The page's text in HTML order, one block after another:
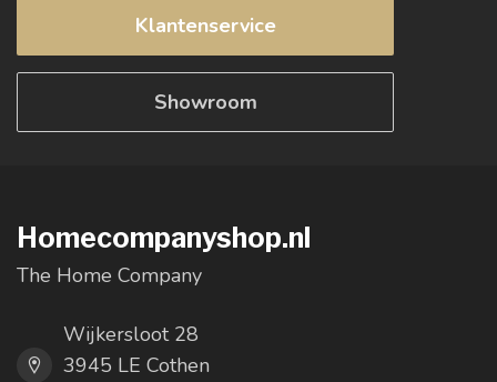
Klantenservice
Showroom
Homecompanyshop.nl
The Home Company
Wijkersloot 28
3945 LE Cothen